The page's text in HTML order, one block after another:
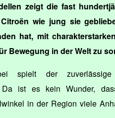
zeigt die fast
wie jung sie
hat, mit
Bewegung in der Welt zu
spielt der
Da ist es kein Wunder,
in der Region viele